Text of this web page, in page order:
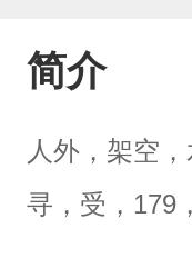
简介
人外，架空
寻，受，179